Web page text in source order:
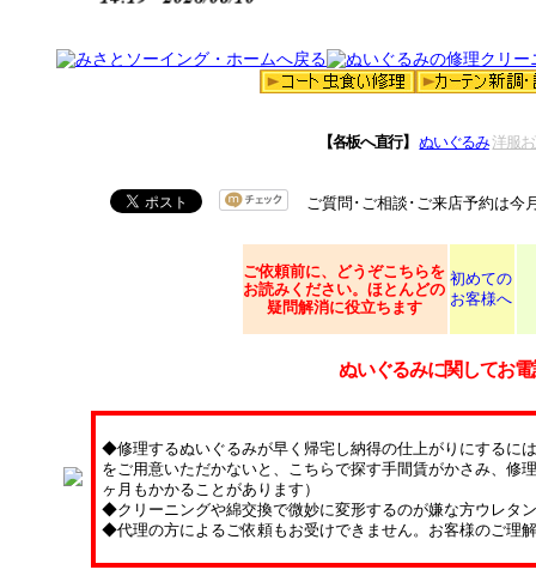
【各板へ直行】 ぬいぐるみ 洋服
ご質問･ご相談･ご来店予約は今
ご依頼前に、どうぞこちらを
お読みください。ほとんどの
疑問解消に役立ちます
初めての
お客様へ
ぬいぐるみに関してお
◆修理するぬいぐるみが早く帰宅し納得の仕上がりにするに
をご用意いただかないと、こちらで探す手間賃がかさみ、修
ヶ月もかかることがあります）
◆クリーニングや綿交換で微妙に変形するのが嫌な方ウレタ
◆代理の方によるご依頼もお受けできません。お客様のご理